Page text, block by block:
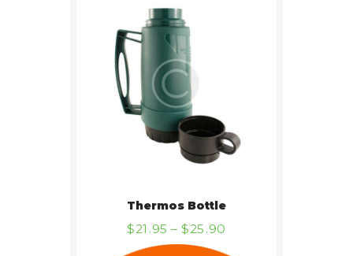
Thermos Bottle
$21 95 –$25 90